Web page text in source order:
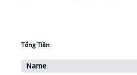
Tổng Tiền
Name